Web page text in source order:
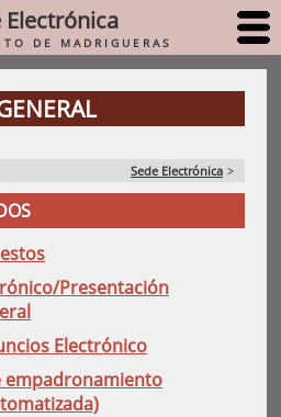
Electrónica
DE MADRIGUERAS
Sede Electrónica >
Presentación
Electrónico
empadronamiento